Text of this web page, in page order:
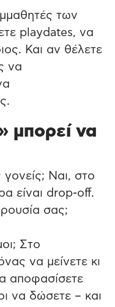
των
playdates, να
Και αν θέλετε
να
μπορεί να
γονείς; Ναι, στο
είναι drop-off.
σας;
Στο
να μείνετε κι
αποφασίσετε
να δώσετε – και